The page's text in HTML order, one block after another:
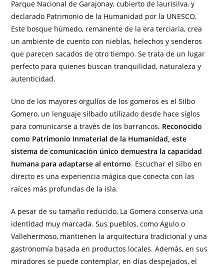
Parque Nacional de Garajonay, cubierto de laurisilva, y
declarado Patrimonio de la Humanidad por la UNESCO.
Este bosque húmedo, remanente de la era terciaria, crea
un ambiente de cuento con nieblas, helechos y senderos
que parecen sacados de otro tiempo. Se trata de un lugar
perfecto para quienes buscan tranquilidad, naturaleza y
autenticidad.
Uno de los mayores orgullos de los gomeros es el Silbo
Gomero, un lenguaje silbado utilizado desde hace siglos
para comunicarse a través de los barrancos. Reconocido
como Patrimonio Inmaterial de la Humanidad, este
sistema de comunicación único demuestra la capacidad
humana para adaptarse al entorno. Escuchar el silbo en
directo es una experiencia mágica que conecta con las
raíces más profundas de la isla.
A pesar de su tamaño reducido, La Gomera conserva una
identidad muy marcada. Sus pueblos, como Agulo o
Vallehermoso, mantienen la arquitectura tradicional y una
gastronomía basada en productos locales. Además, en sus
miradores se puede contemplar, en días despejados, el